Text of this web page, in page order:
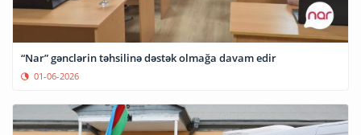
“Nar” gənclərin təhsilinə dəstək olmağa davam edir
01-06-2026